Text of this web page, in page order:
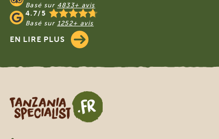
Basé sur 4833+ avis
4.7/5
Basé sur 1252+ avis
EN LIRE PLUS
Tanzania Specialist